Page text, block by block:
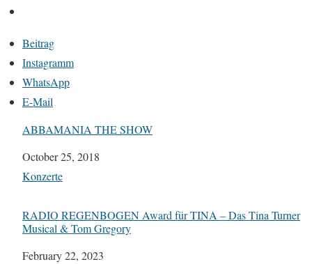
Beitrag
Instagramm
WhatsApp
E-Mail
ABBAMANIA THE SHOW
Datum
October 25, 2018
In Bezug auf
Konzerte
RADIO REGENBOGEN Award für TINA – Das Tina Turner
Musical & Tom Gregory
Datum
February 22, 2023